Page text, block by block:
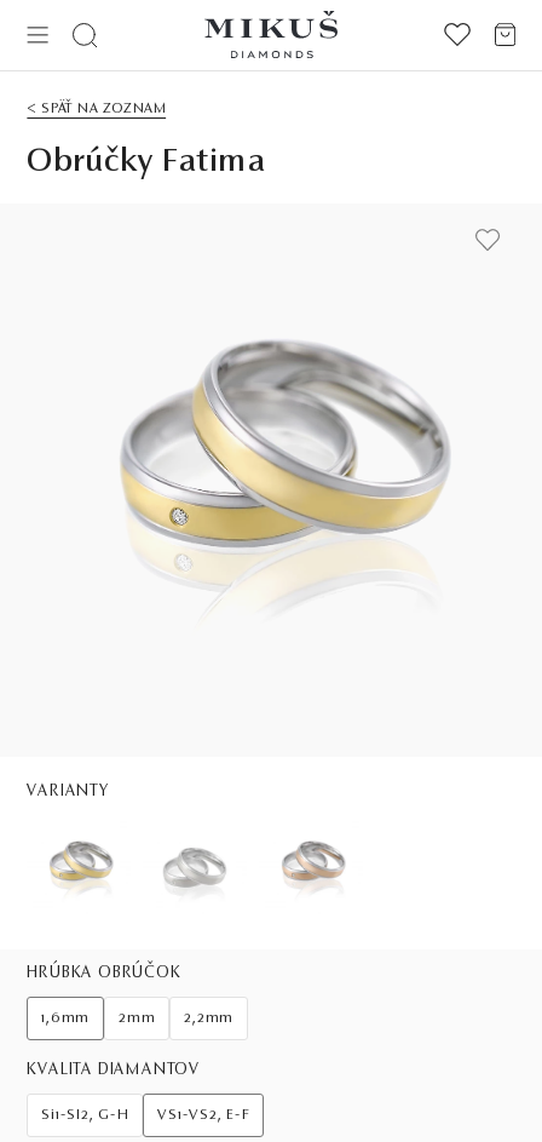
< SPÄŤ NA ZOZNAM
Obrúčky Fatima
VARIANTY
HRÚBKA OBRÚČOK
1,6mm 2mm 2,2mm
KVALITA DIAMANTOV
Si1-SI2, G-H VS1-VS2, E-F